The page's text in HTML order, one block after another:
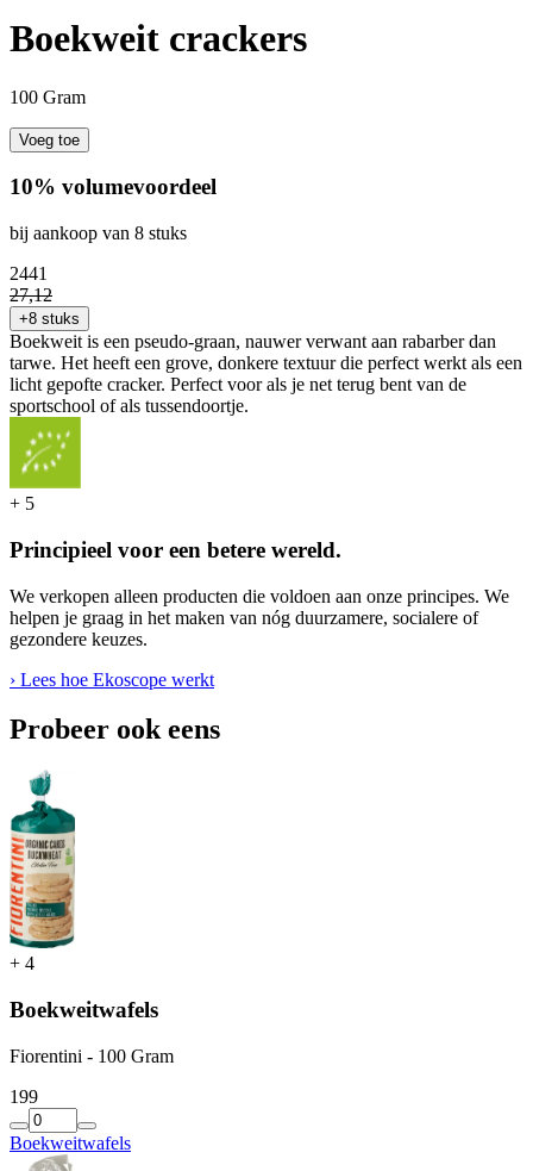
Boekweit crackers
100 Gram
Voeg toe
10% volumevoordeel
bij aankoop van 8 stuks
2441
27,12
+8 stuks
Boekweit is een pseudo-graan, nauwer verwant aan rabarber dan
tarwe. Het heeft een grove, donkere textuur die perfect werkt als een
licht gepofte cracker. Perfect voor als je net terug bent van de
sportschool of als tussendoortje.
+ 5
Principieel voor een betere wereld.
We verkopen alleen producten die voldoen aan onze principes. We
helpen je graag in het maken van nóg duurzamere, socialere of
gezondere keuzes.
› Lees hoe Ekoscope werkt
Probeer ook eens
+ 4
Boekweitwafels
Fiorentini - 100 Gram
199
Boekweitwafels